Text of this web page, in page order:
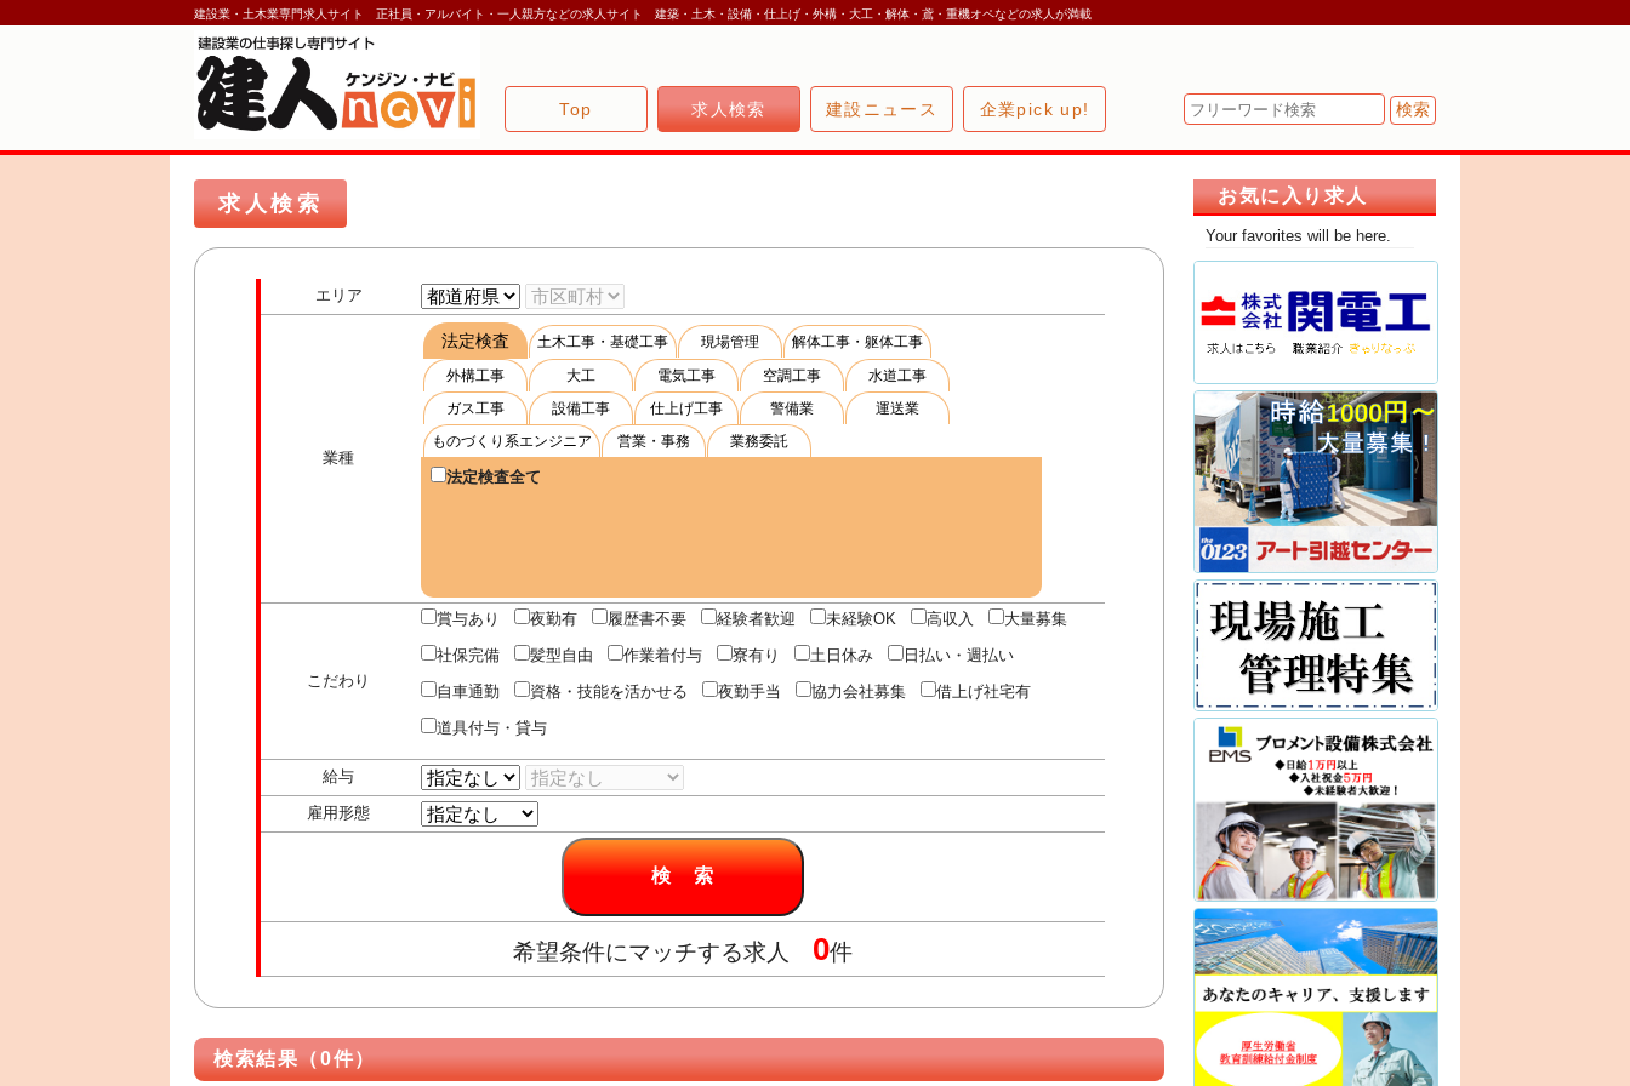
建設業・土木業専門求人サイト 正社員・アルバイト・一人親方などの求人サイト 建築・土木・設備・仕上げ・外構・大工・解体・鳶・重機オペなどの求人が満載
Top 求人検索 建設ニュース 企業pick up!
求人検索
エリア
業種
法定検査 土木工事・基礎工事 現場管理
解体工事・躯体工事
外構工事
大工 電気工事 空調工事
水道工事
ガス工事
設備工事 仕上げ工事 警備業
運送業
ものづくり系エンジニア
営業・事務 業務委託
法定検査全て
こだわり
賞与あり 夜勤有 履歴書不要 経験者歓迎 未経験OK 高収入
大量募集
社保完備
髪型自由 作業着付与 寮有り 土日休み
日払い・週払い
自車通勤
資格・技能を活かせる 夜勤手当 協力会社募集
借上げ社宅有
道具付与・貸与
給与
雇用形態
希望条件にマッチする求人 0件
検索結果（0件）
お気に入り求人
Your favorites will be here.